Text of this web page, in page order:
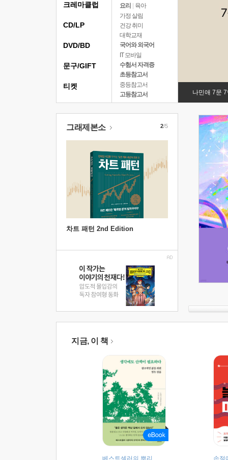
요리
육아
가정 살림
건강 취미
대학교재
국어와 외국어
IT 모바일
수험서 자격증
초등참고서
중등참고서
고등참고서
나민애 7문
크레마클럽
CD/LP
DVD/BD
문구/GIFT
티켓
그래제본소
차트 패턴 2nd Edition
2/5
지금, 이 책
베스트셀러의 뿌리 손절